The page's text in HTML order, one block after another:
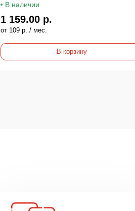
В наличии
1 159.00 р.
от 109 р. / мес.
В корзину